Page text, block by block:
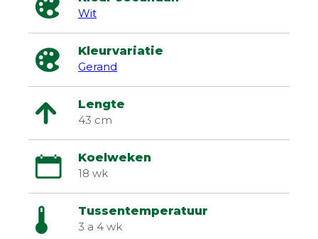
Wit
Kleurvariatie
Gerand
Lengte
43 cm
Koelweken
18 wk
Tussentemperatuur
3 a 4 wk